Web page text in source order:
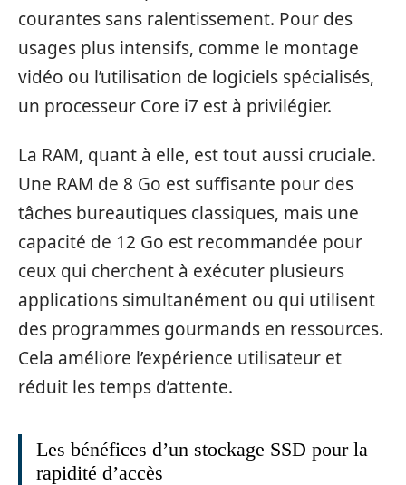
courantes sans ralentissement. Pour des
usages plus intensifs, comme le montage
vidéo ou l’utilisation de logiciels spécialisés,
un processeur Core i7 est à privilégier.
La RAM, quant à elle, est tout aussi cruciale.
Une RAM de 8 Go est suffisante pour des
tâches bureautiques classiques, mais une
capacité de 12 Go est recommandée pour
ceux qui cherchent à exécuter plusieurs
applications simultanément ou qui utilisent
des programmes gourmands en ressources.
Cela améliore l’expérience utilisateur et
réduit les temps d’attente.
Les bénéfices d’un stockage SSD pour la
rapidité d’accès